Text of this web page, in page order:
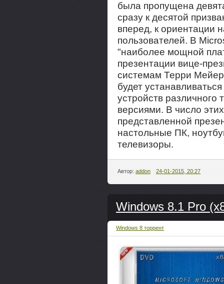
была пропущена
сразу к десятой
вперед, к ориентации
пользователей. В
"наиболее мощной
презентации вице-
системам Терри
будет
устройств
версиями. В число
представленной
настольные ПК,
телевизоры.
Автор: addon 24-01-2015, 20:27
Windows 8.1 Pro
Windows 8 торрент